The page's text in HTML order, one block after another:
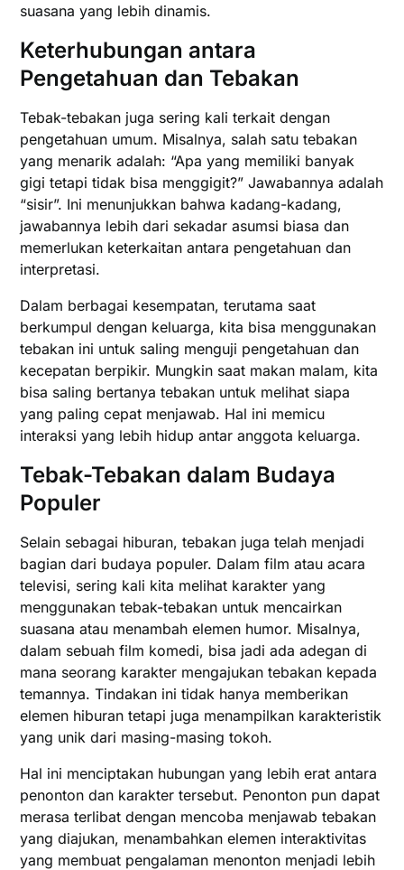
suasana yang lebih dinamis.
Keterhubungan antara
Pengetahuan dan Tebakan
Tebak-tebakan juga sering kali terkait dengan
pengetahuan umum. Misalnya, salah satu tebakan
yang menarik adalah: “Apa yang memiliki banyak
gigi tetapi tidak bisa menggigit?” Jawabannya adalah
“sisir”. Ini menunjukkan bahwa kadang-kadang,
jawabannya lebih dari sekadar asumsi biasa dan
memerlukan keterkaitan antara pengetahuan dan
interpretasi.
Dalam berbagai kesempatan, terutama saat
berkumpul dengan keluarga, kita bisa menggunakan
tebakan ini untuk saling menguji pengetahuan dan
kecepatan berpikir. Mungkin saat makan malam, kita
bisa saling bertanya tebakan untuk melihat siapa
yang paling cepat menjawab. Hal ini memicu
interaksi yang lebih hidup antar anggota keluarga.
Tebak-Tebakan dalam Budaya
Populer
Selain sebagai hiburan, tebakan juga telah menjadi
bagian dari budaya populer. Dalam film atau acara
televisi, sering kali kita melihat karakter yang
menggunakan tebak-tebakan untuk mencairkan
suasana atau menambah elemen humor. Misalnya,
dalam sebuah film komedi, bisa jadi ada adegan di
mana seorang karakter mengajukan tebakan kepada
temannya. Tindakan ini tidak hanya memberikan
elemen hiburan tetapi juga menampilkan karakteristik
yang unik dari masing-masing tokoh.
Hal ini menciptakan hubungan yang lebih erat antara
penonton dan karakter tersebut. Penonton pun dapat
merasa terlibat dengan mencoba menjawab tebakan
yang diajukan, menambahkan elemen interaktivitas
yang membuat pengalaman menonton menjadi lebih